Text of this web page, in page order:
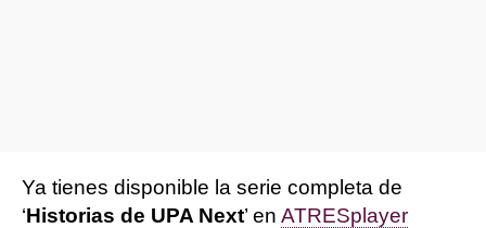
Ya tienes disponible la serie completa de
‘Historias de UPA Next’ en ATRESplayer